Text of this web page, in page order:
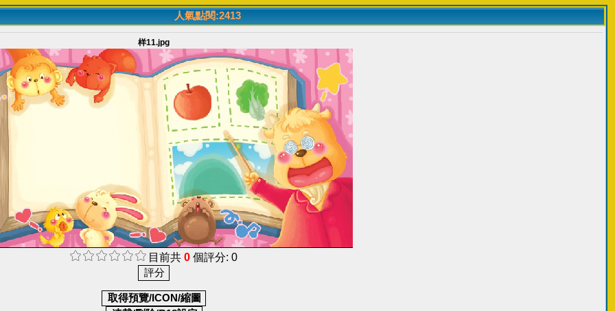
人氣點閱:2413
样11.jpg
目前共 0 個評分: 0